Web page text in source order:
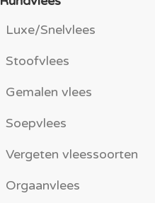
Luxe/Snelvlees
Stoofvlees
Gemalen vlees
Soepvlees
Vergeten vleessoorten
Orgaanvlees